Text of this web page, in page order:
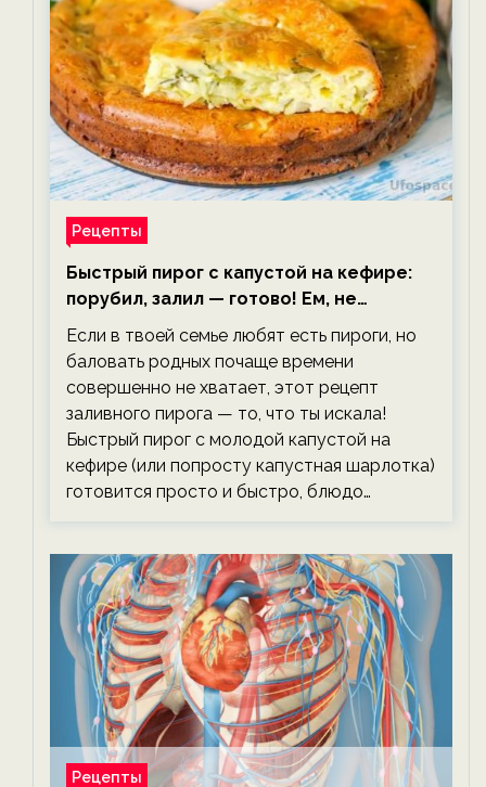
Рецепты
Быстрый пирог с капустой на кефире:
порубил, залил — готово! Ем, не
тревожась о фигуре!
Если в твоей семье любят есть пироги, но
баловать родных почаще времени
совершенно не хватает, этот рецепт
заливного пирога — то, что ты искала!
Быстрый пирог с молодой капустой на
кефире (или попросту капустная шарлотка)
готовится просто и быстро, блюдо…
Рецепты